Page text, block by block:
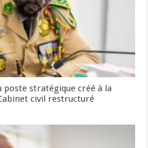
poste stratégique créé à la
civil restructuré